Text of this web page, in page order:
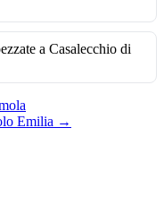
a Casalecchio di
Emilia →